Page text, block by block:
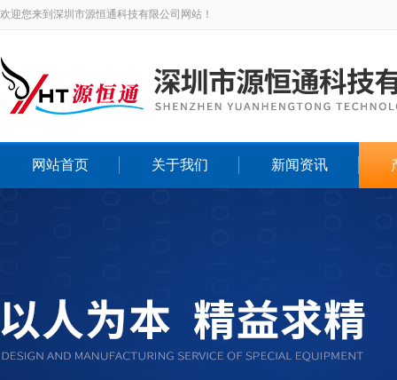
欢迎您来到深圳市源恒通科技有限公司网站！
网站首页 关于我们 新闻资讯